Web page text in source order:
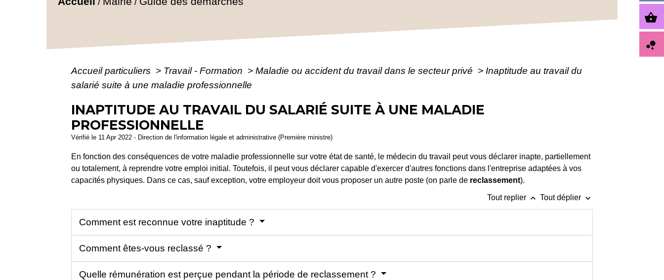
Accueil particuliers > Travail - Formation > Maladie ou accident du travail dans le secteur privé > Inaptitude au travail du
salarié suite à une maladie professionnelle
INAPTITUDE AU TRAVAIL DU SALARIÉ SUITE À UNE MALADIE
PROFESSIONNELLE
Vérifié le 11 Apr 2022 - Direction de l'information légale et administrative (Première ministre)
En fonction des conséquences de votre maladie professionnelle sur votre état de santé, le médecin du travail peut vous déclarer inapte, partiellement
ou totalement, à reprendre votre emploi initial. Toutefois, il peut vous déclarer capable d'exercer d'autres fonctions dans l'entreprise adaptées à vos
capacités physiques. Dans ce cas, sauf exception, votre employeur doit vous proposer un autre poste (on parle de reclassement).
Tout replier keyboard_arrow_up Tout déplier keyboard_arrow_down
Comment est reconnue votre inaptitude ?
Comment êtes-vous reclassé ?
Quelle rémunération est perçue pendant la période de reclassement ?
shopping_basket
bubble_chart